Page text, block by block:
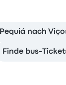
nach
Finde bus-